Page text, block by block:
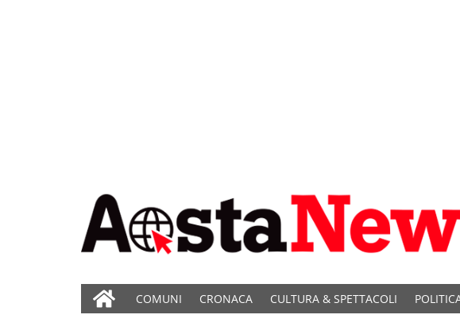
COMUNI CRONACA CULTURA & SPETTACOLI